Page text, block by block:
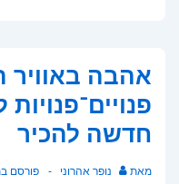
אהבה באוויר
חדשה להכיר
מאת נופר אהרוני פורסם